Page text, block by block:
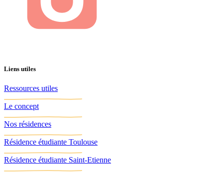
Liens utiles
Ressources utiles
Le concept
Nos résidences
Résidence étudiante Toulouse
Résidence étudiante Saint-Etienne